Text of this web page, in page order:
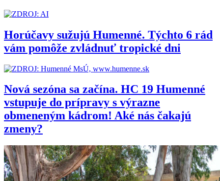
Horúčavy sužujú Humenné. Týchto 6 rád
vám pomôže zvládnuť tropické dni
Nová sezóna sa začína. HC 19 Humenné
vstupuje do prípravy s výrazne
obmeneným kádrom! Aké nás čakajú
zmeny?